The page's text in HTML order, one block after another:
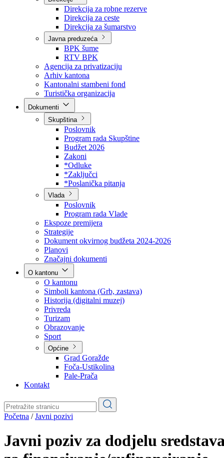
Kantonalna uprava za inspekcijske poslove
Kantonalna uprava civilne zaštite
Direkcije
Direkcija za robne rezerve
Direkcija za ceste
Direkcija za šumarstvo
Javna preduzeća
BPK šume
RTV BPK
Agencija za privatizaciju
Arhiv kantona
Kantonalni stambeni fond
Turistička organizacija
Skupština
Poslovnik
Program rada Skupštine
Budžet 2026
Zakoni
*Odluke
*Zaključci
*Poslanička pitanja
Vlada
Poslovnik
Program rada Vlade
Ekspoze premijera
Strategije
Dokument okvirnog budžeta 2024-2026
Planovi
Značajni dokumenti
O kantonu
O kantonu
Simboli kantona (Grb, zastava)
Historija (digitalni muzej)
Privreda
Turizam
Obrazovanje
Općine
Pale-Prača
Kontakt
Početna/Javni pozivi